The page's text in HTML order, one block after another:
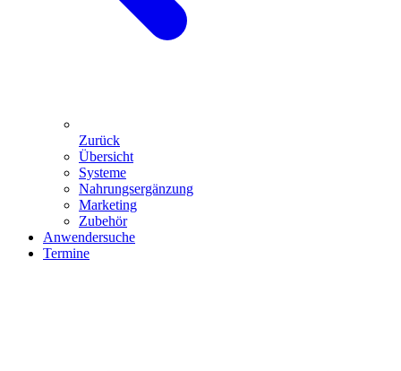
Zurück
Übersicht
Systeme
Nahrungsergänzung
Marketing
Zubehör
Anwendersuche
Termine